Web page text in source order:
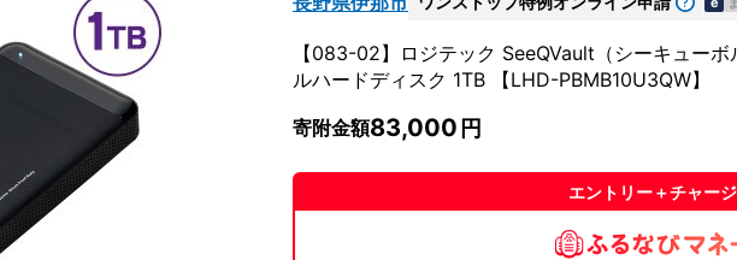
【083-02】ロジテック SeeQVault（シーキュー
ルハードディスク 1TB 【LHD-PBMB10U3QW】
寄附金額83,000
エントリー＋チャー